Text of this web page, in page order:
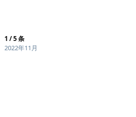
1 /5条
2022年11月